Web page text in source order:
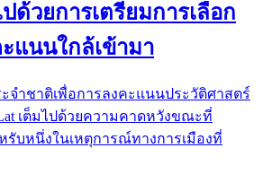
ด้วยการเตรียมการเลือก
แนนใกล้เข้ามา
จำชาติเพื่อการลงคะแนนประวัติศาสตร์
เต็มไปด้วยความคาดหวังขณะที่
รับหนึ่งในเหตุการณ์ทางการเมืองที่